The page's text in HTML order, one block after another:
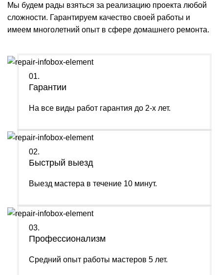
Мы будем рады взяться за реализацию проекта любой
сложности. Гарантируем качество своей работы и
имеем многолетний опыт в сфере домашнего ремонта.
01.
Гарантии
На все виды работ гарантия до 2-х лет.
02.
Быстрый выезд
Выезд мастера в течение 10 минут.
03.
Профессионализм
Средний опыт работы мастеров 5 лет.